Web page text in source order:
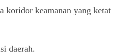
koridor keamanan yang ketat
daerah.